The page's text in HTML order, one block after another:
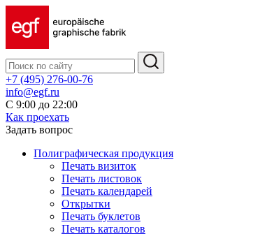
+7 (495) 276-00-76
info@egf.ru
С 9:00 до 22:00
Как проехать
Задать вопрос
Полиграфическая продукция
Печать визиток
Печать листовок
Печать календарей
Открытки
Печать буклетов
Печать каталогов